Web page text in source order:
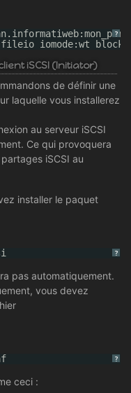
?
iomode:wt
iSCSI (Initiator)
de définir une
laquelle vous installerez
au serveur iSCSI
Ce qui provoquera
iSCSI au
installer le paquet
?
pas automatiquement.
vous devez
?
ceci :